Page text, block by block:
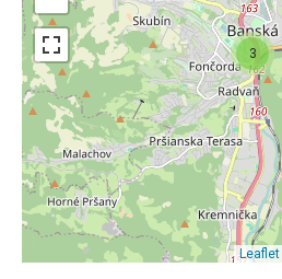
3
Leaflet